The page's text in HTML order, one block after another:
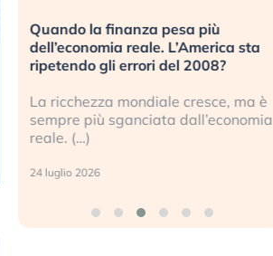
Quando la finanza pesa più
dell’economia reale. L’America sta
ripetendo gli errori del 2008?
La ricchezza mondiale cresce, ma è
sempre più sganciata dall’economia
reale. (…)
24 luglio 2026